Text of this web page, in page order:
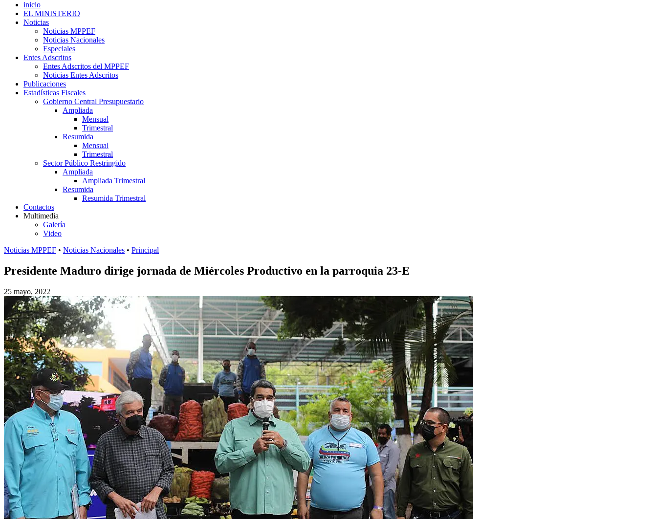
inicio
EL MINISTERIO
Noticias
Noticias MPPEF
Noticias Nacionales
Especiales
Entes Adscritos
Entes Adscritos del MPPEF
Noticias Entes Adscritos
Publicaciones
Estadísticas Fiscales
Gobierno Central Presupuestario
Ampliada
Mensual
Trimestral
Resumida
Mensual
Trimestral
Sector Público Restringido
Ampliada
Ampliada Trimestral
Resumida
Resumida Trimestral
Contactos
Multimedia
Galería
Video
Noticias MPPEF • Noticias Nacionales • Principal
Presidente Maduro dirige jornada de Miércoles Productivo en la parroquia 23-E
25 mayo, 2022